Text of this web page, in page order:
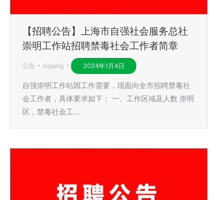
【招聘公告】上海市自强社会服务总社
崇明工作站招聘禁毒社会工作者简章
公告 ziqiang 2024年1月4日
自强崇明工作站因工作需要，现面向全市招聘禁毒社
会工作者，具体要求如下： 一、工作区域及人数 崇明
区，禁毒社会工…